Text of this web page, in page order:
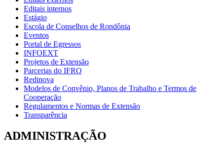
Editais internos
Estágio
Escola de Conselhos de Rondônia
Eventos
Portal de Egressos
INFOEXT
Projetos de Extensão
Parcerias do IFRO
Redinova
Modelos de Convênio, Planos de Trabalho e Termos de
Cooperação
Regulamentos e Normas de Extensão
Transparência
ADMINISTRAÇÃO